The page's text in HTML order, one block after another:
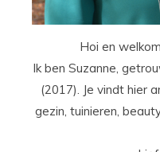
Hoi en
Ik ben Suzanne,
(2017). Je vindt hier
gezin, tuinieren,